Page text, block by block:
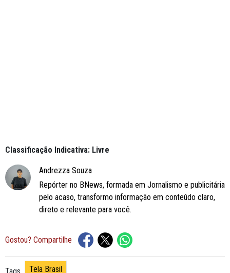
Classificação Indicativa: Livre
Andrezza Souza
Repórter no BNews, formada em Jornalismo e publicitária
pelo acaso, transformo informação em conteúdo claro,
direto e relevante para você.
Gostou? Compartilhe
Tela Brasil